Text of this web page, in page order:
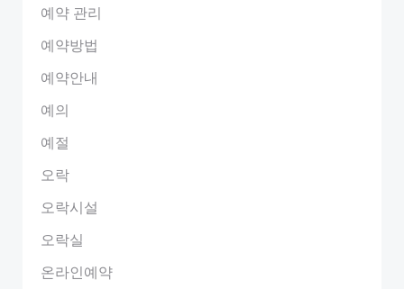
예약 관리
예약방법
예약안내
예의
예절
오락
오락시설
오락실
온라인예약